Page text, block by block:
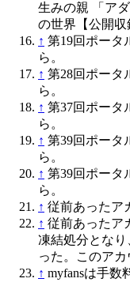
生みの親 「ア
の世界【公開収
↑ 第19回ポータ
ら。
↑ 第28回ポータ
ら。
↑ 第37回ポータ
ら。
↑ 第39回ポータ
ら。
↑ 第39回ポータ
ら。
↑ 従前あったア
↑ 従前あったア
凍結処分となり
った。このアカ
↑ myfansは手数